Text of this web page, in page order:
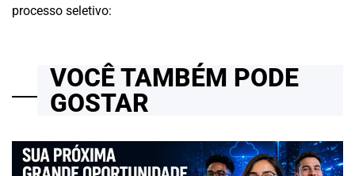
processo seletivo:
VOCÊ TAMBÉM PODE
GOSTAR